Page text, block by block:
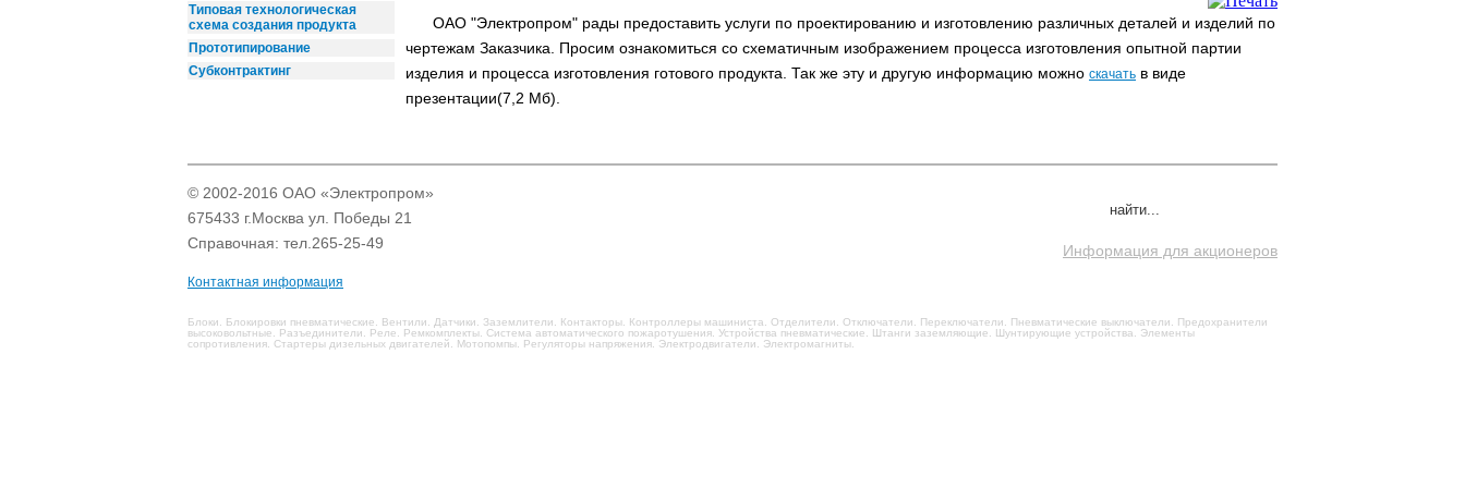
Типовая технологическая
схема создания продукта
Прототипирование
Субконтрактинг
ОАО "Электропром" рады предоставить услуги по проектированию и изготовлению различных деталей и изделий по
чертежам Заказчика. Просим ознакомиться со схематичным изображением процесса изготовления опытной партии
изделия и процесса изготовления готового продукта. Так же эту и другую информацию можно скачать в виде
презентации(7,2 Мб).
© 2002-2016 ОАО «Электропром»
675433 г.Москва ул. Победы 21
Справочная: тел.265-25-49
Контактная информация
Информация для акционеров
Блоки. Блокировки пневматические. Вентили. Датчики. Заземлители. Контакторы. Контроллеры машиниста. Отделители. Отключатели. Переключатели. Пневматические выключатели. Предохранители
высоковольтные. Разъединители. Реле. Ремкомплекты. Система автоматического пожаротушения. Устройства пневматические. Штанги заземляющие. Шунтирующие устройства. Элементы
сопротивления. Стартеры дизельных двигателей. Мотопомпы. Регуляторы напряжения. Электродвигатели. Электромагниты.